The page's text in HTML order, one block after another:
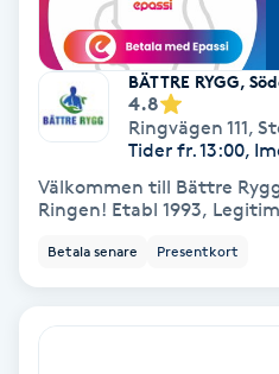
Hatha Yoga
Headspa
BÄTTRE RYGG,
4.8
Ringvägen 111,
Tider fr. 13:00,
Välkommen till Bättre
Ringen! Etabl 1993,
Betala senare Presentkort